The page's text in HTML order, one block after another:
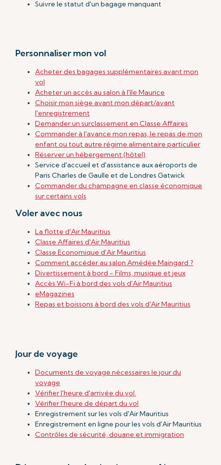
Suivre le statut d'un bagage manquant
Personnaliser mon vol
Acheter des bagages supplémentaires avant mon
vol
Acheter un accès au salon à l'île Maurice
Choisir mon siège avant mon départ/avant
l'enregistrement
Demander un surclassement en Classe Affaires
Commander à l'avance mon repas, le repas de mon
enfant ou tout autre régime alimentaire particulier
Réserver un hébergement (hôtel)
Service d'accueil et d'assistance aux aéroports de
Paris Charles de Gaulle et de Londres Gatwick
Commander du champagne en classe économique
sur certains vols
Voler avec nous
La flotte d'Air Mauritius
Classe Affaires d'Air Mauritius
Classe Economique d'Air Mauritius
Comment accéder au salon Amédée Maingard ?
Divertissement à bord - Films, musique et jeux
Accès Wi-Fi à bord des vols d'Air Mauritius
eMagazines
Repas et boissons à bord des vols d'Air Mauritius
Jour de voyage
Documents de voyage nécessaires le jour du
voyage
Vérifier l'heure d'arrivée du vol
Vérifier l'heure de départ du vol
Enregistrement sur les vols d'Air Mauritius
Enregistrement en ligne pour les vols d'Air Mauritius
Contrôles de sécurité, douane et immigration